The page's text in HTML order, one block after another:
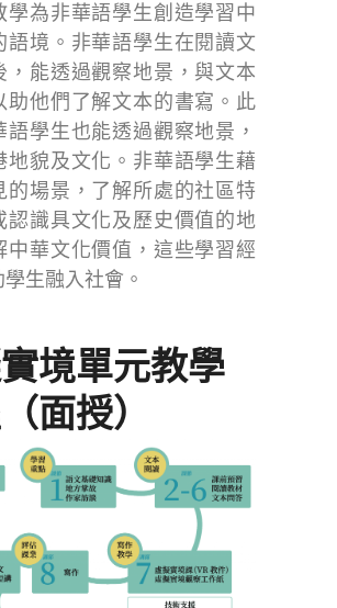
學為非華語學生創造學習中
語境。非華語學生在閱讀文
，能透過觀察地景，與文本
助他們了解文本的書寫。此
語學生也能透過觀察地景，
地貌及文化。非華語學生藉
的場景，了解所處的社區特
認識具文化及歷史價值的地
中華文化價值，這些學習經
生融入社會。
境單元教學
面授）